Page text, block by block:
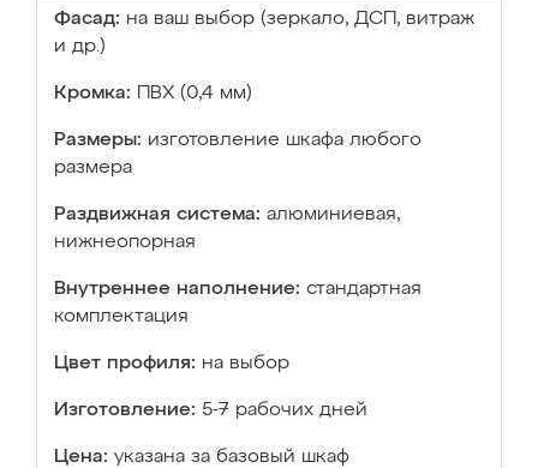
Фасад: на ваш выбор (зеркало, ДСП, витраж
и др.)
Кромка: ПВХ (0,4 мм)
Размеры: изготовление шкафа любого
размера
Раздвижная система: алюминиевая,
нижнеопорная
Внутреннее наполнение: стандартная
комплектация
Цвет профиля: на выбор
Изготовление: 5-7 рабочих дней
Цена: указана за базовый шкаф